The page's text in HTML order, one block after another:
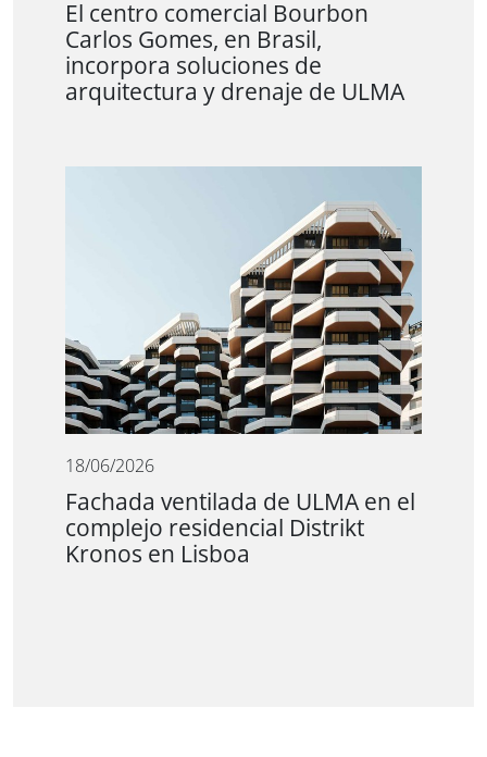
El centro comercial Bourbon
Carlos Gomes, en Brasil,
incorpora soluciones de
arquitectura y drenaje de ULMA
18/06/2026
Fachada ventilada de ULMA en el
complejo residencial Distrikt
Kronos en Lisboa